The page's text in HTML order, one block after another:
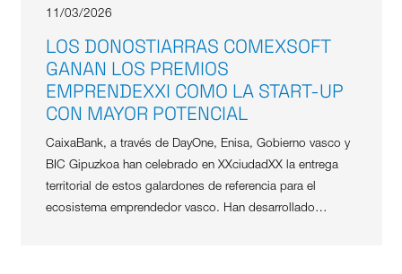
11/03/2026
LOS DONOSTIARRAS COMEXSOFT
GANAN LOS PREMIOS
EMPRENDEXXI COMO LA START-UP
CON MAYOR POTENCIAL
CaixaBank, a través de DayOne, Enisa, Gobierno vasco y
BIC Gipuzkoa han celebrado en XXciudadXX la entrega
territorial de estos galardones de referencia para el
ecosistema emprendedor vasco. Han desarrollado…